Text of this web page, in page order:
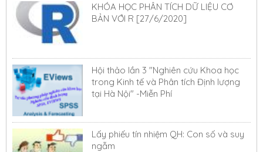
KHÓA HỌC PHÂN TÍCH DỮ LIỆU CƠ
BẢN VỚI R [27/6/2020]
Hội thảo lần 3 "Nghiên cứu Khoa học
trong Kinh tế và Phân tích Định lượng
tại Hà Nội" -Miễn Phí
Lấy phiếu tín nhiệm QH: Con số và suy
ngẫm